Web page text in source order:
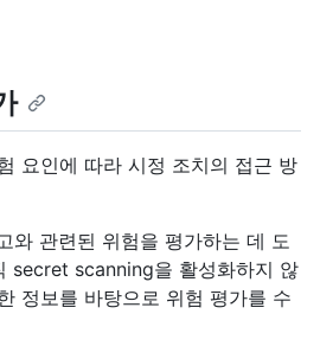
요인에 따라 시정 조치의 접근 방
와 관련된 위험을 평가하는 데 도
secret scanning을 활성화하지 않
정보를 바탕으로 위험 평가를 수